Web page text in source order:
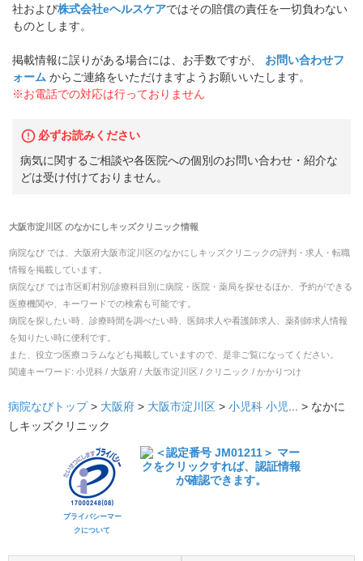
社および株式会社eヘルスケアではその賠償の責任を一切負わない
ものとします。
掲載情報に誤りがある場合には、お手数ですが、
お問い合わせフ
ォーム からご連絡をいただけますようお願いいたします。
※お電話での対応は行っておりません
必ずお読みください
病気に関するご相談や各医院への個別のお問い合わせ・紹介な
どは受け付けておりません。
大阪市淀川区のなかにしキッズクリニック情報
病院なび では、 大阪府大阪市淀川区のなかにしキッズクリニックの評判・求人・転職
情報を掲載しています。
病院なび では市区町村別/診療科目別に病院・医院・薬局を探せるほか、予約ができる
医療機関や、キーワードでの検索も可能です。
病院を探したい時、診療時間を調べたい時、医師求人や看護師求人、薬剤師求人情報
を知りたい時に便利です。
また、役立つ医療コラムなども掲載していますので、是非ご覧になってください。
関連キーワード: 小児科 / 大阪府 / 大阪市淀川区 / クリニック / かかりつけ
病院なびトップ> 大阪府 > 大阪市淀川区 > 小児科 小児 ... > なかに
しキッズクリニック
プライバシーマー
クについて